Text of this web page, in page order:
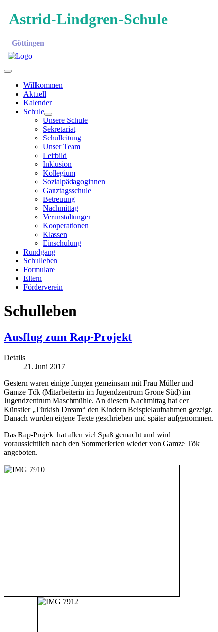
Astrid-Lindgren-Schule
Göttingen
Willkommen
Aktuell
Kalender
Schule
Unsere Schule
Sekretariat
Schulleitung
Unser Team
Leitbild
Inklusion
Kollegium
Sozialpädagoginnen
Ganztagsschule
Betreuung
Nachmittag
Veranstaltungen
Kooperationen
Klassen
Einschulung
Rundgang
Schulleben
Formulare
Eltern
Förderverein
Schulleben
Ausflug zum Rap-Projekt
Details
21. Juni 2017
Gestern waren einige Jungen gemeinsam mit Frau Müller und
Gamze Tök (Mitarbeiterin im Jugendzentrum Grone Süd) im
Jugendzentrum Maschmühle. An diesem Nachmittag hat der
Künstler „Türkish Dream“ den Kindern Beispielaufnahmen gezeigt.
Danach wurden eigene Texte geschrieben und später aufgenommen.
Das Rap-Projekt hat allen viel Spaß gemacht und wird
voraussichtlich nach den Sommerferien wieder von Gamze Tök
angeboten.